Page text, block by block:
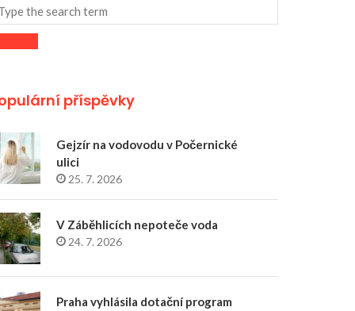
příspěvky
Gejzír na vodovodu v Počernické
ulici
25. 7. 2026
V Záběhlicích nepoteče voda
24. 7. 2026
Praha vyhlásila dotační program